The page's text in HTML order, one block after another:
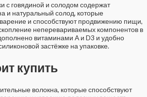
с говядиной и солодом содержат
и натуральный солод, которые
и способствуют продвижению пищи,
неперевариваемых компонентов в
витаминами A и D3 и удобно
застёжке на упаковке.
купить
волокна, которые способствуют